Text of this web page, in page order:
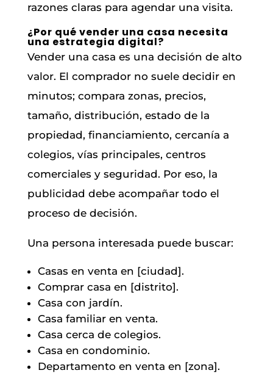
razones claras para agendar una visita.
¿Por qué vender una casa necesita
una estrategia digital?
Vender una casa es una decisión de alto
valor. El comprador no suele decidir en
minutos; compara zonas, precios,
tamaño, distribución, estado de la
propiedad, financiamiento, cercanía a
colegios, vías principales, centros
comerciales y seguridad. Por eso, la
publicidad debe acompañar todo el
proceso de decisión.
Una persona interesada puede buscar:
Casas en venta en [ciudad].
Comprar casa en [distrito].
Casa con jardín.
Casa familiar en venta.
Casa cerca de colegios.
Casa en condominio.
Departamento en venta en [zona].